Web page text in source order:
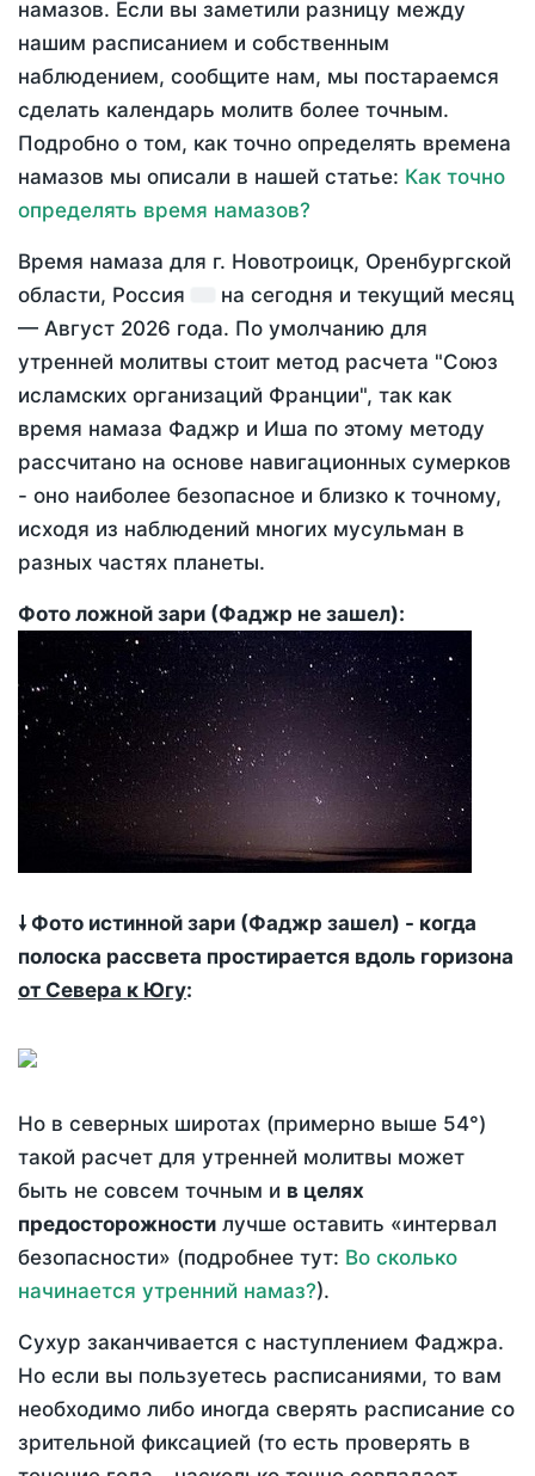
намазов. Если вы заметили разницу между
нашим расписанием и собственным
наблюдением, сообщите нам, мы постараемся
сделать календарь молитв более точным.
Подробно о том, как точно определять времена
намазов мы описали в нашей статье: Как точно
определять время намазов?
Время намаза для г. Новотроицк, Оренбургской
области, Россия
на сегодня и текущий месяц
— Август 2026 года. По умолчанию для
утренней молитвы стоит метод расчета "Союз
исламских организаций Франции", так как
время намаза Фаджр и Иша по этому методу
рассчитано на основе навигационных сумерков
- оно наиболее безопасное и близко к точному,
исходя из наблюдений многих мусульман в
разных частях планеты.
Фото ложной зари (Фаджр не зашел):
🠗 Фото истинной зари (Фаджр зашел) - когда
полоска рассвета простирается вдоль горизона
от Севера к Югу:
Но в северных широтах (примерно выше 54°)
такой расчет для утренней молитвы может
быть не совсем точным и в целях
предосторожности лучше оставить «интервал
безопасности» (подробнее тут: Во сколько
начинается утренний намаз?).
Сухур заканчивается с наступлением Фаджра.
Но если вы пользуетесь расписаниями, то вам
необходимо либо иногда сверять расписание со
зрительной фиксацией (то есть проверять в